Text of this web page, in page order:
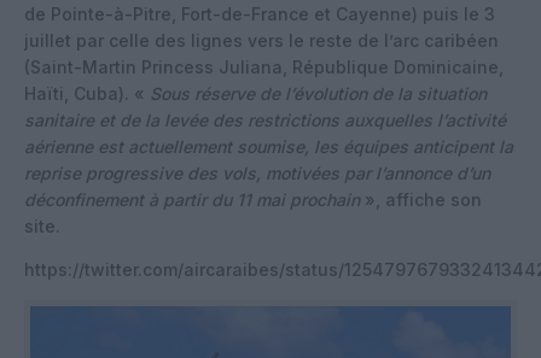
de Pointe-à-Pitre, Fort-de-France et Cayenne) puis le 3
juillet par celle des lignes vers le reste de l’arc caribéen
(Saint-Martin Princess Juliana, République Dominicaine,
Haïti, Cuba). « Sous réserve de l’évolution de la situation
sanitaire et de la levée des restrictions auxquelles l’activité
aérienne est actuellement soumise, les équipes anticipent la
reprise progressive des vols, motivées par l’annonce d’un
déconfinement à partir du 11 mai prochain », affiche son
site.
https://twitter.com/aircaraibes/status/